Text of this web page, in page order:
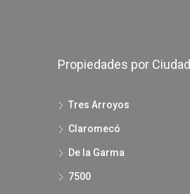
Propiedades por Ciudad
Tres Arroyos
Claromecó
De la Garma
7500